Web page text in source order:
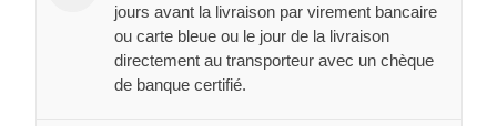
jours avant la livraison par virement bancaire
ou carte bleue ou le jour de la livraison
directement au transporteur avec un chèque
de banque certifié.